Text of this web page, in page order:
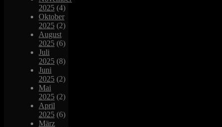
2025 (4)
Oktober
2025 (2)
August
2025 (6)
Juli
2025 (8)
Juni
2025 (2)
Mai
2025 (2)
April
2025 (6)
März